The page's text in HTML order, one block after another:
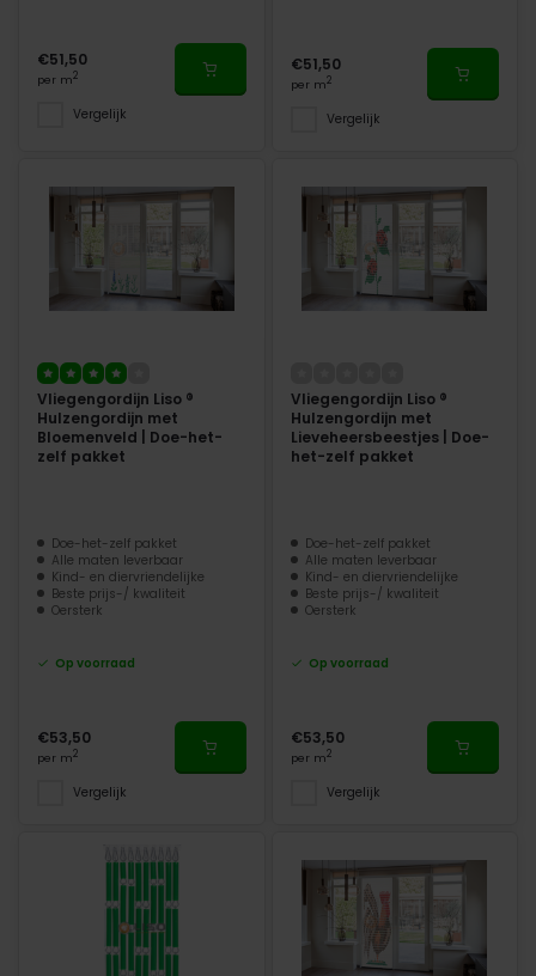
€51,50
per m2
Vergelijk
€51,50
per m2
Vergelijk
Vliegengordijn Liso ®
Hulzengordijn met
Bloemenveld | Doe-het-
zelf pakket
Doe-het-zelf pakket
Alle maten leverbaar
Kind- en diervriendelijke
Beste prijs-/ kwaliteit
Oersterk
Op voorraad
€53,50
per m2
Vergelijk
Vliegengordijn Liso ®
Hulzengordijn met
Lieveheersbeestjes | Doe-
het-zelf pakket
Doe-het-zelf pakket
Alle maten leverbaar
Kind- en diervriendelijke
Beste prijs-/ kwaliteit
Oersterk
Op voorraad
€53,50
per m2
Vergelijk